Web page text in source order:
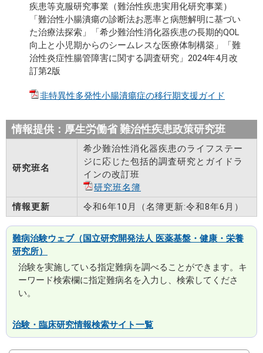
疾患等克服研究事業（難治性疾患実用化研究事業）
「難治性小腸潰瘍の診断法お悪率と病態解明に基づい
た治療法探索」「希少難治性消化器疾患の長期的QOL
向上と小児期からのシームレスな医療体制構築」「難
治性炎症性腸管障害に関する調査研究」2024年4月改
訂第2版
非特異性多発性小腸潰瘍症の移行期支援ガイド
情報提供：厚生労働省 難治性疾患政策研究班
研究班名
希少難治性消化器疾患のライフステー
ジに応じた包括的調査研究とガイドラ
インの改訂班
研究班名簿
情報更新
令和6年10月（名簿更新:令和8年6月）
難病治験ウェブ（国立研究開発法人 医薬基盤・健康・栄養
研究所）
治験を実施している指定難病を調べることができます。キ
ーワード検索欄に指定難病名を入力し、検索してくださ
い。
治験・臨床研究情報検索サイト一覧